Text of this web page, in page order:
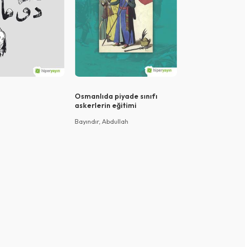
Osmanlıda piyade sınıfı
askerlerin eğitimi
Bayındır, Abdullah